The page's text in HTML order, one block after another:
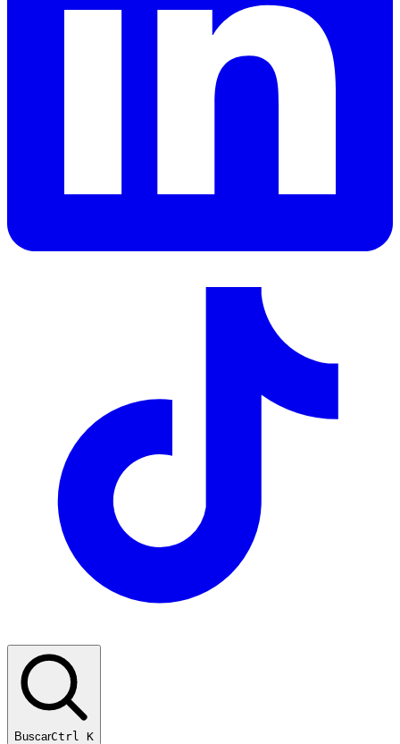
BuscarCtrl K